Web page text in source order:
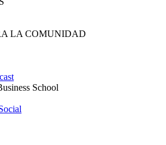
LA COMUNIDAD
School